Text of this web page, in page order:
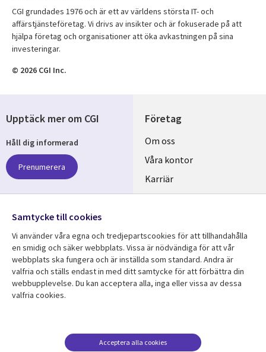
CGI grundades 1976 och är ett av världens största IT- och
affärstjänsteföretag. Vi drivs av insikter och är fokuserade på att
hjälpa företag och organisationer att öka avkastningen på sina
investeringar.
© 2026 CGI Inc.
Företag
Useful
links
SWEDEN
Om oss
Våra kontor
Karriär
Hållbarhet
Resurscenter
SWEDEN
dataskydd
Upptäck mer om CGI
Håll dig informerad
Prenumerera
Följ oss
Social
Media
SWEDEN
Samtycke till cookies
Vi använder våra egna och tredjepartscookies för att tillhandahålla
en smidig och säker webbplats. Vissa är nödvändiga för att vår
webbplats ska fungera och är inställda som standard. Andra är
valfria och ställs endast in med ditt samtycke för att förbättra din
webbupplevelse. Du kan acceptera alla, inga eller vissa av dessa
valfria cookies.
Acceptera alla cookies